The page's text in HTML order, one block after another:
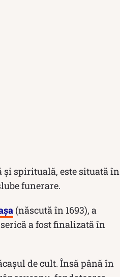
și spirituală, este situată în
funerare.
(născută în 1693), a
a fost finalizată în
de cult. Însă până în